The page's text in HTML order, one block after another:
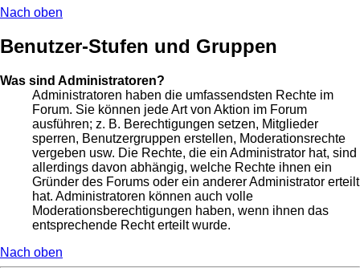
Nach oben
Benutzer-Stufen und Gruppen
Was sind Administratoren?
Administratoren haben die umfassendsten Rechte im
Forum. Sie können jede Art von Aktion im Forum
ausführen; z. B. Berechtigungen setzen, Mitglieder
sperren, Benutzergruppen erstellen, Moderationsrechte
vergeben usw. Die Rechte, die ein Administrator hat, sind
allerdings davon abhängig, welche Rechte ihnen ein
Gründer des Forums oder ein anderer Administrator erteilt
hat. Administratoren können auch volle
Moderationsberechtigungen haben, wenn ihnen das
entsprechende Recht erteilt wurde.
Nach oben